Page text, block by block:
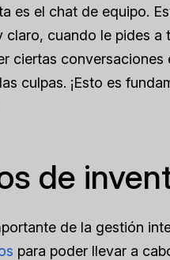
es el chat de equipo.
claro, cuando le pides
ciertas
culpas. ¡Esto es
de
de la gestión
para poder llevar a